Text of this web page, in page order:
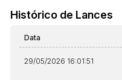
Histórico de Lances
Data
29/05/2026 16:01:51